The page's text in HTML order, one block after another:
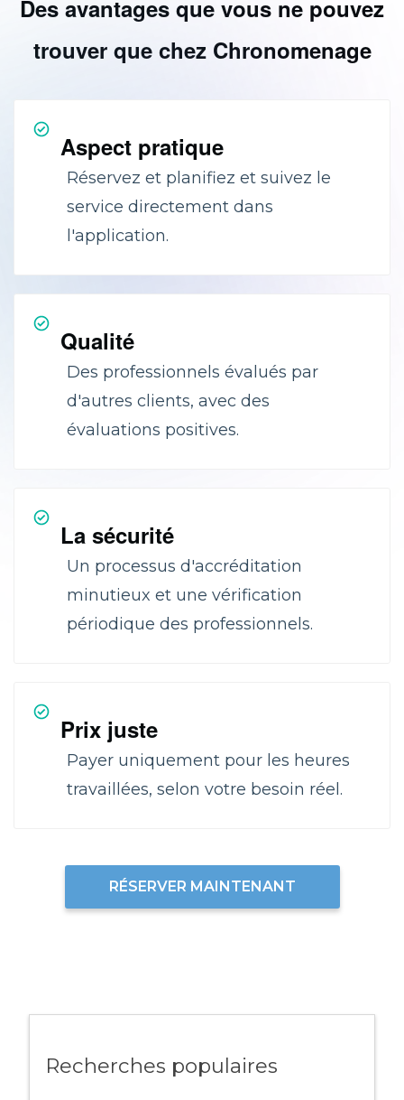
Des avantages que vous ne pouvez
trouver que chez Chronomenage
Aspect pratique
Réservez et planifiez et suivez le
service directement dans
l'application.
Qualité
Des professionnels évalués par
d'autres clients, avec des
évaluations positives.
La sécurité
Un processus d'accréditation
minutieux et une vérification
périodique des professionnels.
Prix juste
Payer uniquement pour les heures
travaillées, selon votre besoin réel.
RÉSERVER MAINTENANT
Recherches populaires